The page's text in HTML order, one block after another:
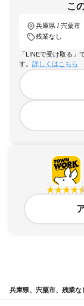
こ
兵庫県 / 宍粟市
残業なし
「LINEで受け取る」
す。 詳しくはこちら
兵庫県、宍粟市、残業な